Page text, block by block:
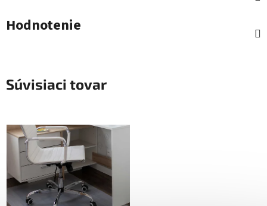
Hodnotenie
Súvisiaci tovar